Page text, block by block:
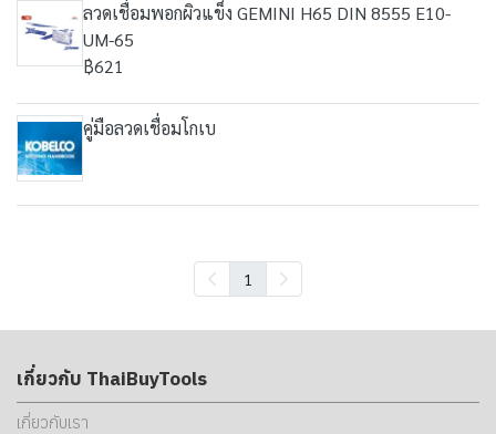
ลวดเชื่อมพอกผิวแข็ง GEMINI H65 DIN 8555 E10-
UM-65
฿621
คู่มือลวดเชื่อมโกเบ
1
เกี่ยวกับ ThaiBuyTools
เกี่ยวกับเรา